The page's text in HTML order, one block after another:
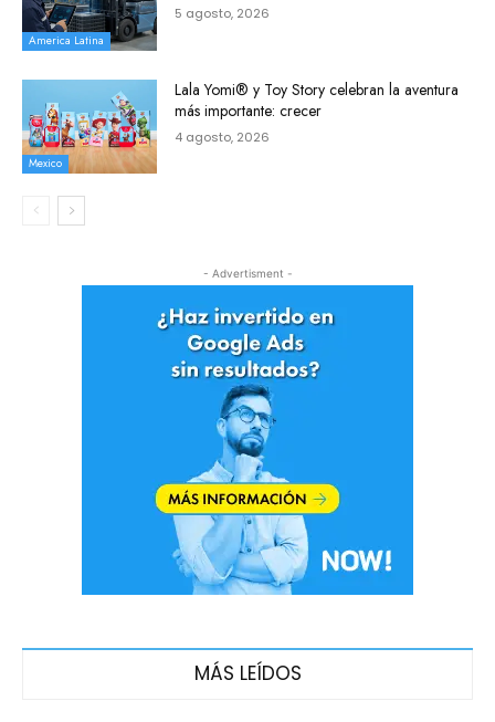
America Latina
5 agosto, 2026
Mexico
Lala Yomi® y Toy Story celebran la aventura
más importante: crecer
4 agosto, 2026
- Advertisment -
MÁS LEÍDOS